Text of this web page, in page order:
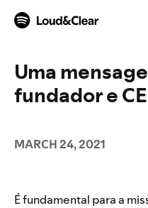
Uma
fundador e
MARCH 24, 2021
É fundamental para a